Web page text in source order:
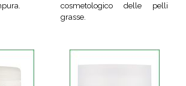
cosmetologico delle pelli
grasse.